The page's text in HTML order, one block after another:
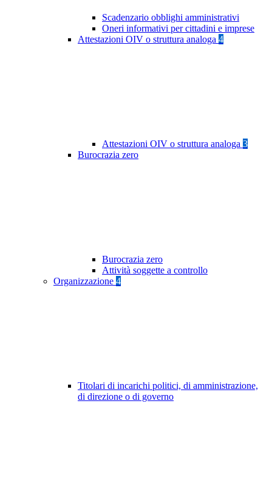
Scadenzario obblighi amministrativi
Oneri informativi per cittadini e imprese
Attestazioni OIV o struttura analoga 4
Attestazioni OIV o struttura analoga 3
Burocrazia zero
Burocrazia zero
Attività soggette a controllo
Organizzazione 4
Titolari di incarichi politici, di amministrazione,
di direzione o di governo